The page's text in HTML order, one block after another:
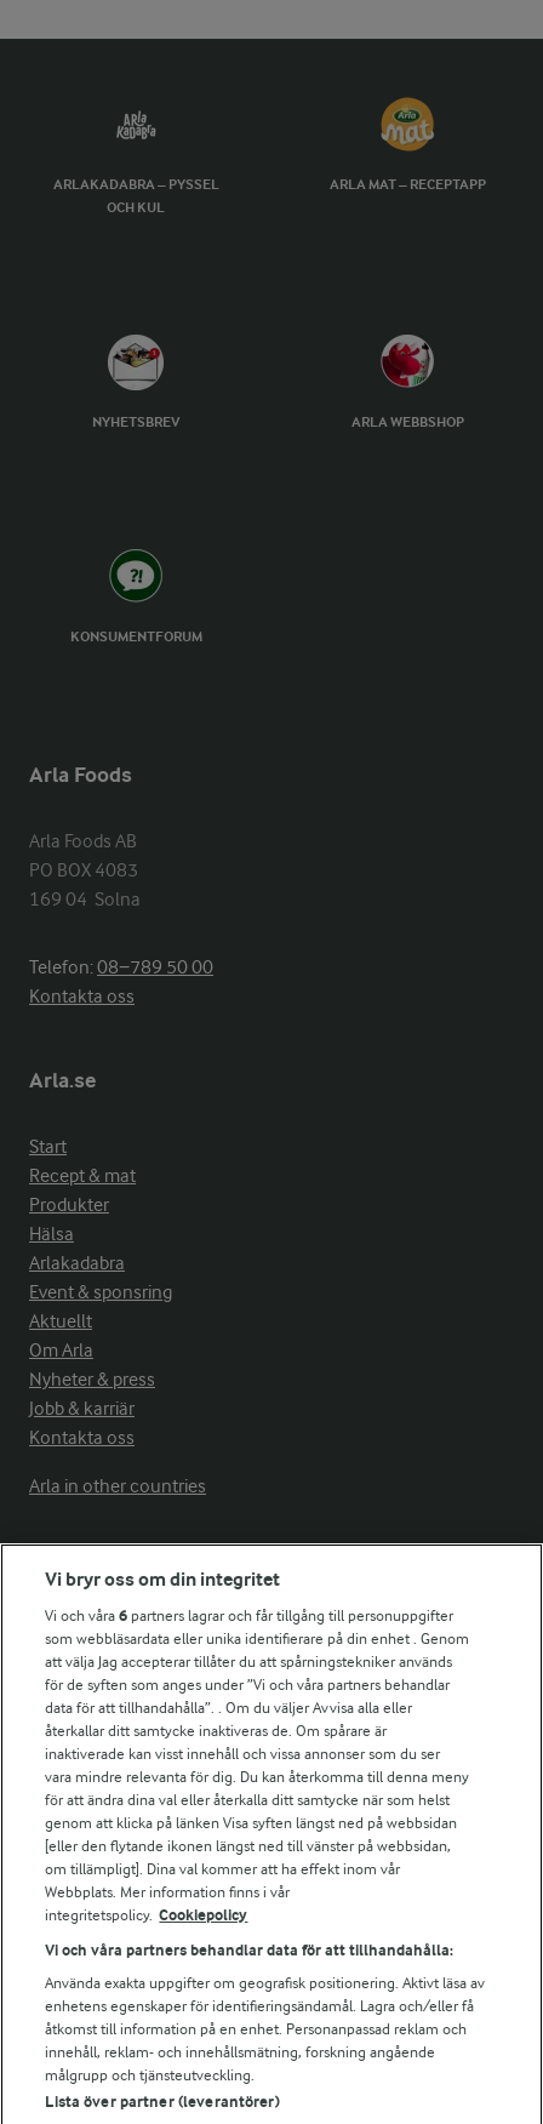
ARLAKADABRA – PYSSEL
OCH KUL
ARLA MAT – RECEPTAPP
NYHETSBREV ARLA WEBBSHOP
KONSUMENTFORUM
Arla Foods
Arla Foods AB
PO BOX 4083
169 04  Solna
Telefon:08−789 50 00
Kontakta oss
Arla.se
Start
Recept & mat
Produkter
Hälsa
Arlakadabra
Event & sponsring
Aktuellt
Om Arla
Nyheter & press
Jobb & karriär
Kontakta oss
Arla in other countries
Fler Arlasajter
För ägare
Arlas kundportal
Arla.com
Falbygdens Ost
Arla webbshop
Bildbank
Följ oss
© 2026 Arla Foods
Vi bryr oss om din integritet
Vi och våra6 partners lagrar och får tillgång till personuppgifter
som webbläsardata eller unika identifierare på din enhet . Genom
att välja Jag accepterar tillåter du att spårningstekniker används
för de syften som anges under ”Vi och våra partners behandlar
data för att tillhandahålla”. . Om du väljer Avvisa alla eller
återkallar ditt samtycke inaktiveras de. Om spårare är
inaktiverade kan visst innehåll och vissa annonser som du ser
vara mindre relevanta för dig. Du kan återkomma till denna meny
för att ändra dina val eller återkalla ditt samtycke när som helst
genom att klicka på länken Visa syften längst ned på webbsidan
[eller den flytande ikonen längst ned till vänster på webbsidan,
om tillämpligt]. Dina val kommer att ha effekt inom vår
Webbplats. Mer information finns i vår
integritetspolicy. Cookiepolicy
Vi och våra partners behandlar data för att tillhandahålla:
Använda exakta uppgifter om geografisk positionering. Aktivt läsa av
enhetens egenskaper för identifieringsändamål. Lagra och/eller få
åtkomst till information på en enhet. Personanpassad reklam och
innehåll, reklam- och innehållsmätning, forskning angående
målgrupp och tjänsteutveckling.
Lista över partner (leverantörer)